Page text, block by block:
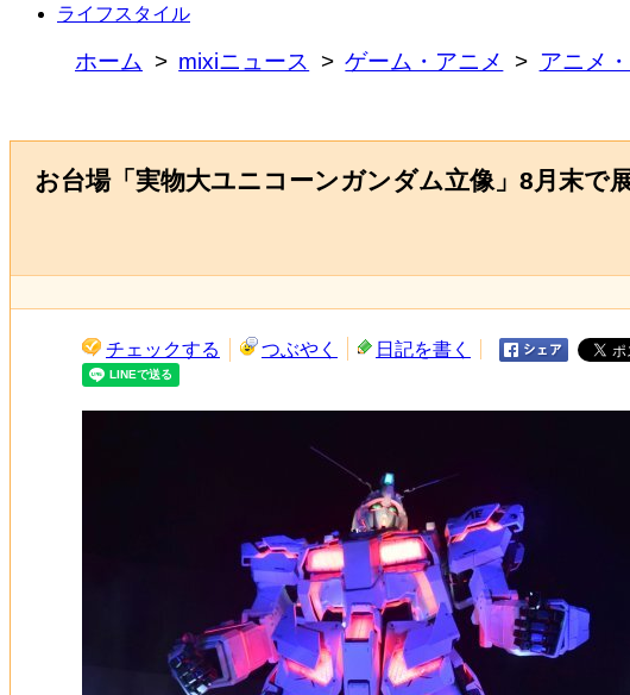
ライフスタイル
ホーム mixiニュース ゲーム・アニメ アニメ
お台場「実物大ユニコーンガンダム立像」8月末で
チェックする つぶやく 日記を書く